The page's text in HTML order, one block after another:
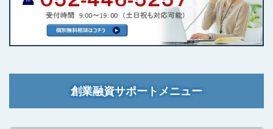
創業融資サポートメニュー